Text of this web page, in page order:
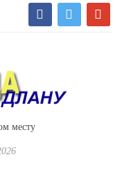
facebook twitter google
месту